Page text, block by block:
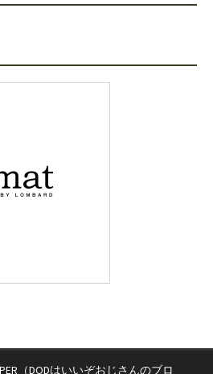
（DODはいいぞおじさんのブロ